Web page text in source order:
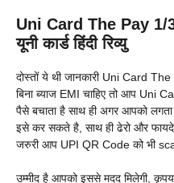
Uni Card The Pay
यूनी कार्ड हिंदी रिव्यु
दोस्तों ये थी जानकारी Uni Card
बिना ब्याज EMI चाहिए तो आप Uni
पैसे बचाता है साथ ही अगर आपको
इसे कर सकते है, साथ ही ढेरो और
जरुरी आप UPI QR Code को भी
उम्मीद है आपको इससे मदद मिलेगी,